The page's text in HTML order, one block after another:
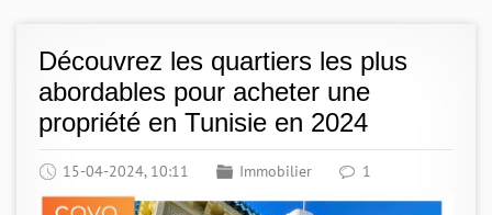
Découvrez les quartiers les plus
abordables pour acheter une
propriété en Tunisie en 2024
15-04-2024, 10:11 Immobilier 1